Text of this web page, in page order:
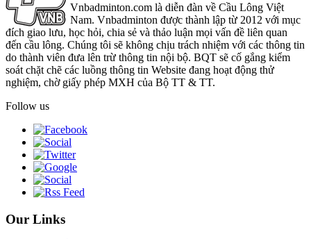
Vnbadminton.com là diễn đàn về Cầu Lông Việt
Nam. Vnbadminton được thành lập từ 2012 với mục
đích giao lưu, học hỏi, chia sẻ và thảo luận mọi vấn đề liên quan
đến cầu lông. Chúng tôi sẽ không chịu trách nhiệm với các thông tin
do thành viên đưa lên trừ thông tin nội bộ. BQT sẽ cố gắng kiểm
soát chặt chẽ các luồng thông tin Website đang hoạt động thử
nghiệm, chờ giấy phép MXH của Bộ TT & TT.
Follow us
Our Links